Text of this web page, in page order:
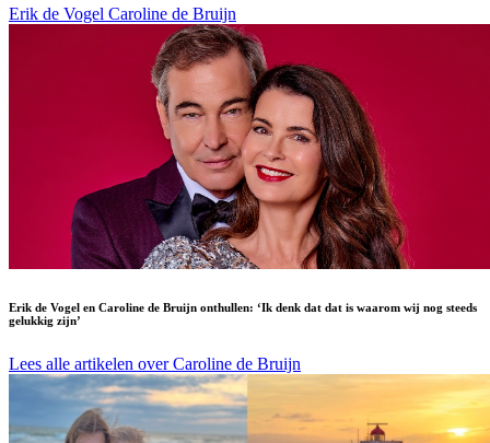
Erik de Vogel Caroline de Bruijn
Erik de Vogel en Caroline de Bruijn onthullen: ‘Ik denk dat dat is waarom wij nog steeds
gelukkig zijn’
Lees alle artikelen over Caroline de Bruijn